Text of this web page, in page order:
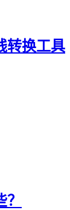
转换工具